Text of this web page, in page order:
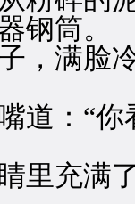
钢筒。
满脸冷
：“你
充满了